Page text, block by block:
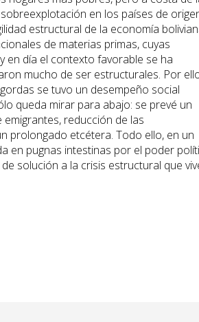
en los países de
estructural de la economía
de materias primas, cuyas
en día el contexto favorable se ha
mucho de ser estructurales. Por
se tuvo un desempeño social
queda mirar para abajo: se prevé un
reducción de las
prolongado etcétera. Todo ello, en un
en pugnas intestinas por el poder
solución a la crisis estructural que